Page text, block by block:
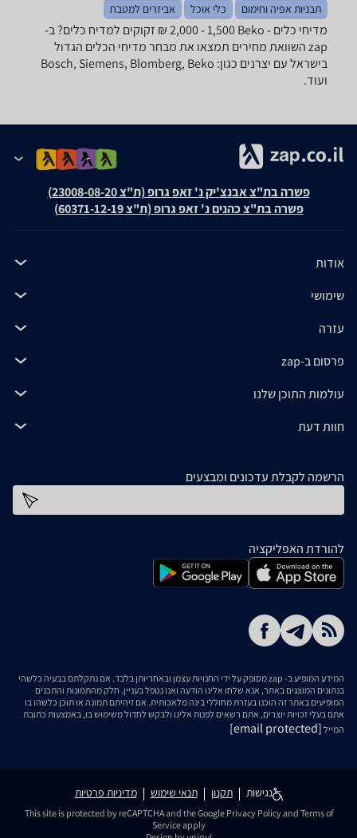
תבניות אפיה וחימום
כלי אוכל אביזרים למטבח
מדיחי כלים - ‏Beko ‏1,500 - 2,000 ‏₪ זקוקים למדיח כלים? ב-
zap השוואת מחירים תמצאו את מבחר מדיחי הכלים הגדול
בישראל עם יצרנים כגון: Bosch, Siemens, Blomberg, Beko
ועוד.
פשרה בת"צ אבנצ'יק נ' זאפ גרופ (ת"צ 23008-08-20)
פשרה בת"צ כהנים נ' זאפ גרופ (ת"צ 60371-12-19)
אודות
שימושי
עזרה
פרסום ב-zap
עולמות התוכן שלנו
חוות דעת
הרשמה לקבלת עדכונים ומבצעים
להורדת האפליקציה
המידע המופיע ב- zap מסופק על ידי החנויות עצמן ובאחריותן בלבד. אם נתקלתם בבעיה כלשהי
בנתונים המוצגים באתר, אנא שלחו אלינו הודעה ואנו נטפל בעניין. חלק מהתמונות והתכנים
המופיעים באתר זה הוכנו בעזרת מחוללי בינה מלאכותית. אם זיהיתם תמונה או תוכן כלשהו בו
אתם בעלי זכויות יוצרים, אתם רשאים לפנות אלינו ולבקש לחדול משימוש בו, באמצעות כתובת
המייל [email protected]
נגישות תקנון תנאי שימוש מדיניות פרטיות
This site is protected by reCAPTCHA and the Google Privacy Policyand Terms of
Serviceapply